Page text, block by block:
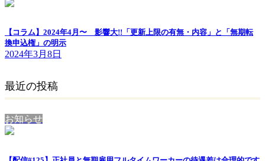
【コラム】2024年4月〜 影響大!!「更新上限の有無・内容」と「無期転
換申込権」の明示
2024年3月8日
最近の投稿
お知らせ